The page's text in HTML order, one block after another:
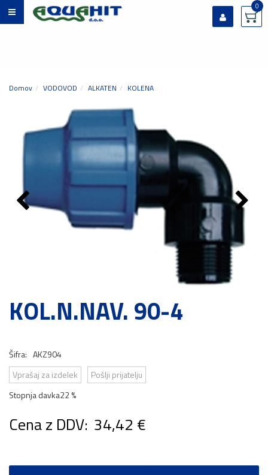
0
Domov VODOVOD ALKATEN KOLENA
KOL.N.NAV. 90-4
Šifra: AKZ904
Vprašaj za izdelek
Pošlji prijatelju
Stopnja davka22 %
Cena z DDV: 34,42 €